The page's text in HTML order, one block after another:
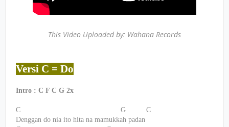
This Video Uploaded by: Wahana Records
Versi C = Do
Intro : C F C G 2x
C G
C
Denggan do nia ito hita na mamukkah padan